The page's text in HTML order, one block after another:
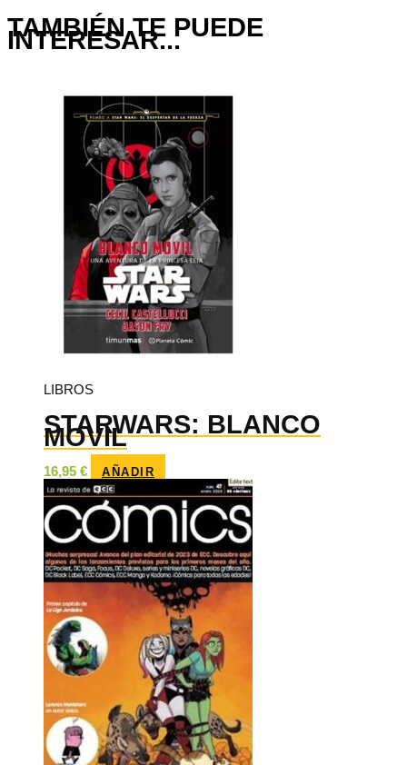
TAMBIÉN TE PUEDE
INTERESAR...
LIBROS
STARWARS: BLANCO
MOVIL
16,95 € AÑADIR